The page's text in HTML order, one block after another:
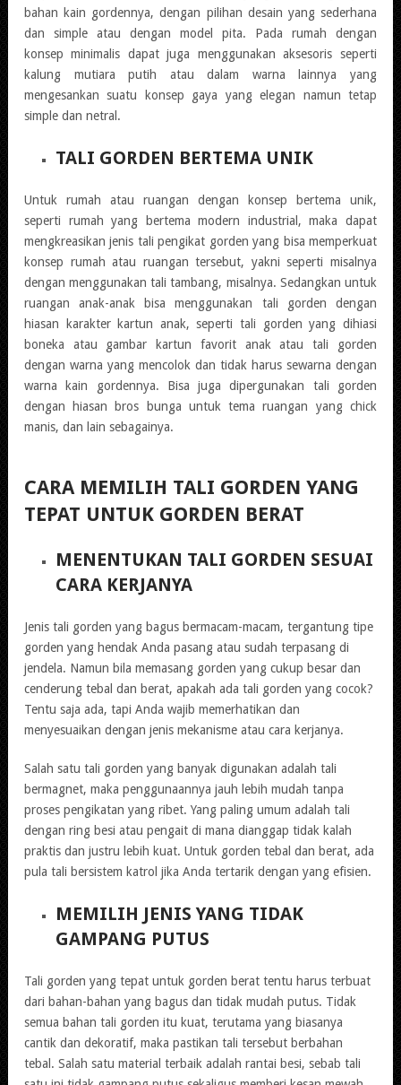
bahan kain gordennya, dengan pilihan desain yang sederhana
dan simple atau dengan model pita. Pada rumah dengan
konsep minimalis dapat juga menggunakan aksesoris seperti
kalung mutiara putih atau dalam warna lainnya yang
mengesankan suatu konsep gaya yang elegan namun tetap
simple dan netral.
TALI GORDEN BERTEMA UNIK
Untuk rumah atau ruangan dengan konsep bertema unik,
seperti rumah yang bertema modern industrial, maka dapat
mengkreasikan jenis tali pengikat gorden yang bisa memperkuat
konsep rumah atau ruangan tersebut, yakni seperti misalnya
dengan menggunakan tali tambang, misalnya. Sedangkan untuk
ruangan anak-anak bisa menggunakan tali gorden dengan
hiasan karakter kartun anak, seperti tali gorden yang dihiasi
boneka atau gambar kartun favorit anak atau tali gorden
dengan warna yang mencolok dan tidak harus sewarna dengan
warna kain gordennya. Bisa juga dipergunakan tali gorden
dengan hiasan bros bunga untuk tema ruangan yang chick
manis, dan lain sebagainya.
CARA MEMILIH TALI GORDEN YANG
TEPAT UNTUK GORDEN BERAT
MENENTUKAN TALI GORDEN SESUAI
CARA KERJANYA
Jenis tali gorden yang bagus bermacam-macam, tergantung tipe
gorden yang hendak Anda pasang atau sudah terpasang di
jendela. Namun bila memasang gorden yang cukup besar dan
cenderung tebal dan berat, apakah ada tali gorden yang cocok?
Tentu saja ada, tapi Anda wajib memerhatikan dan
menyesuaikan dengan jenis mekanisme atau cara kerjanya.
Salah satu tali gorden yang banyak digunakan adalah tali
bermagnet, maka penggunaannya jauh lebih mudah tanpa
proses pengikatan yang ribet. Yang paling umum adalah tali
dengan ring besi atau pengait di mana dianggap tidak kalah
praktis dan justru lebih kuat. Untuk gorden tebal dan berat, ada
pula tali bersistem katrol jika Anda tertarik dengan yang efisien.
MEMILIH JENIS YANG TIDAK
GAMPANG PUTUS
Tali gorden yang tepat untuk gorden berat tentu harus terbuat
dari bahan-bahan yang bagus dan tidak mudah putus. Tidak
semua bahan tali gorden itu kuat, terutama yang biasanya
cantik dan dekoratif, maka pastikan tali tersebut berbahan
tebal. Salah satu material terbaik adalah rantai besi, sebab tali